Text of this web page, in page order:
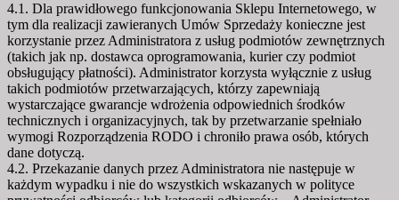
4.1. Dla prawidłowego funkcjonowania Sklepu Internetowego, w
tym dla realizacji zawieranych Umów Sprzedaży konieczne jest
korzystanie przez Administratora z usług podmiotów zewnętrznych
(takich jak np. dostawca oprogramowania, kurier czy podmiot
obsługujący płatności). Administrator korzysta wyłącznie z usług
takich podmiotów przetwarzających, którzy zapewniają
wystarczające gwarancje wdrożenia odpowiednich środków
technicznych i organizacyjnych, tak by przetwarzanie spełniało
wymogi Rozporządzenia RODO i chroniło prawa osób, których
dane dotyczą.
4.2. Przekazanie danych przez Administratora nie następuje w
każdym wypadku i nie do wszystkich wskazanych w polityce